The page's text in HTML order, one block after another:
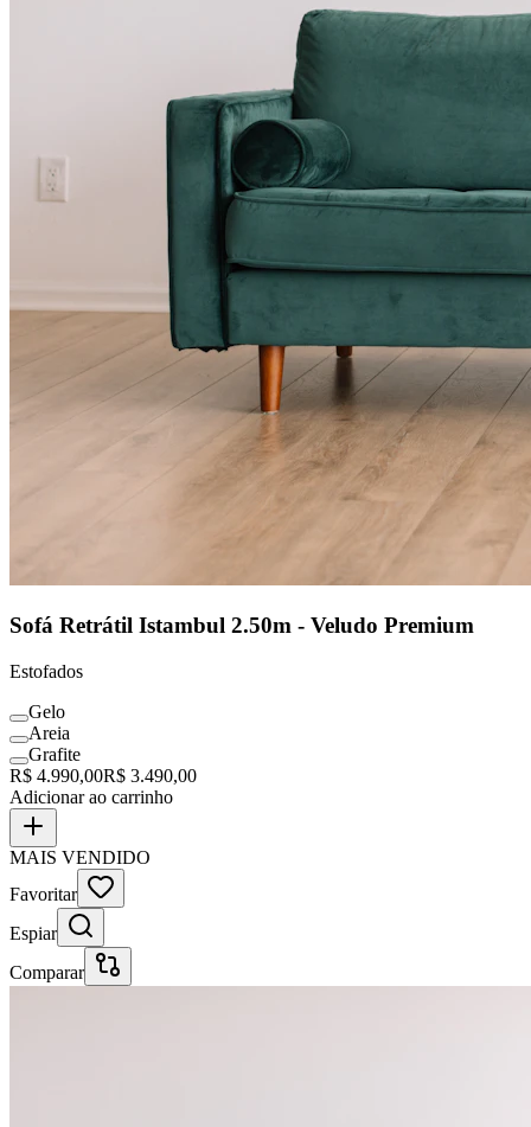
Sofá Retrátil Istambul 2.50m - Veludo Premium
Estofados
Gelo
Areia
Grafite
R$ 4.990,00R$ 3.490,00
Adicionar ao carrinho
MAIS VENDIDO
Favoritar
Espiar
Comparar